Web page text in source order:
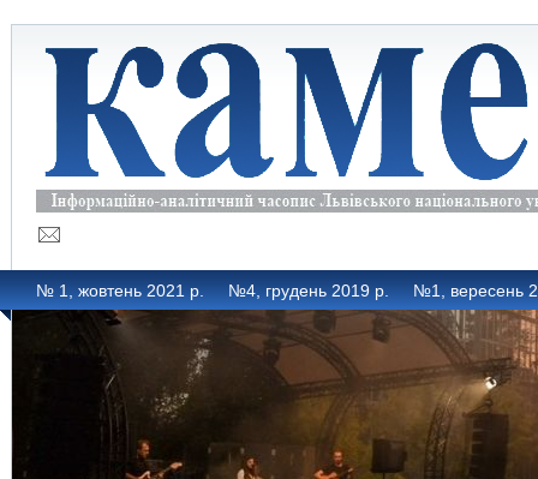
№ 1, жовтень 2021 р. №4, грудень 2019 р. №1, вересень